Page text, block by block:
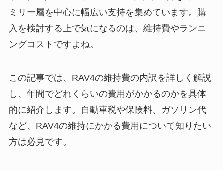
ミリー層を中心に幅広い支持を集めています。購
入を検討する上で気になるのは、維持費やランニ
ングコストですよね。
この記事では、RAV4の維持費の内訳を詳しく解説
し、年間でどれくらいの費用がかかるのかを具体
的に紹介します。自動車税や保険料、ガソリン代
など、RAV4の維持にかかる費用について知りたい
方は必見です。